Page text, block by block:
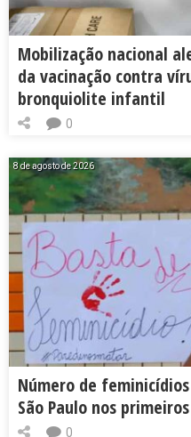
Mobilização nacional
da vacinação contra
bronquiolite infantil
0
8 de agosto de 2026
Número de
São Paulo nos
0